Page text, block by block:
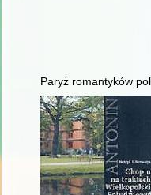
Paryż romantyków